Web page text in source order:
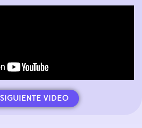
SIGUIENTE VIDEO